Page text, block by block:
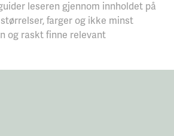
leseren gjennom innholdet på
farger og ikke minst
og raskt finne relevant